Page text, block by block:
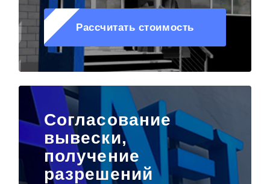
Рассчитать стоимость
Согласование
вывески,
получение
разрешений